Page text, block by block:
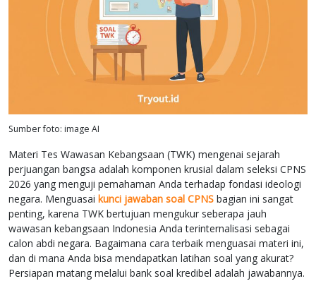
Sumber foto: image AI
Materi Tes Wawasan Kebangsaan (TWK) mengenai sejarah
perjuangan bangsa adalah komponen krusial dalam seleksi CPNS
2026 yang menguji pemahaman Anda terhadap fondasi ideologi
negara. Menguasai kunci jawaban soal CPNS bagian ini sangat
penting, karena TWK bertujuan mengukur seberapa jauh
wawasan kebangsaan Indonesia Anda terinternalisasi sebagai
calon abdi negara. Bagaimana cara terbaik menguasai materi ini,
dan di mana Anda bisa mendapatkan latihan soal yang akurat?
Persiapan matang melalui bank soal kredibel adalah jawabannya.